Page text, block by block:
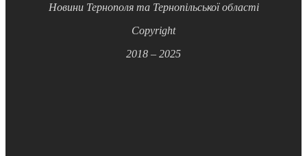
Новини Тернополя та Тернопільської області
Copyright
2018 – 2025